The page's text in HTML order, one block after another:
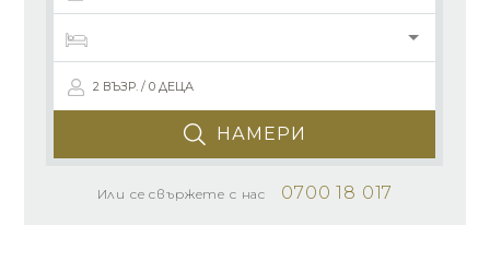
2 ВЪЗР. / 0 ДЕЦА
НАМЕРИ
Или се свържете с нас 0700 18 017